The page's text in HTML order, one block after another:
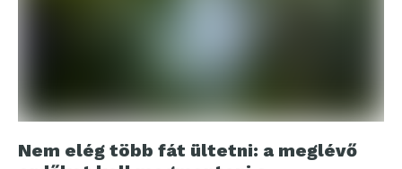
Nem elég több fát ültetni: a meglévő